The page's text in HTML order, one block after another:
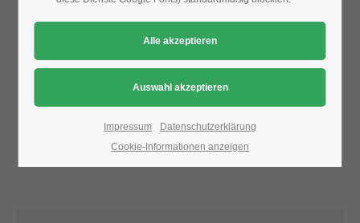
We offer support for our customers
Mon - Fri 8:00am - 5:00pm(GMT +1)
Get in touch
376-293 City Road, Suite 600
San Francisco, CA 94102
Impressum
Datenschutzerklärung
Cookie-Informationen anzeigen